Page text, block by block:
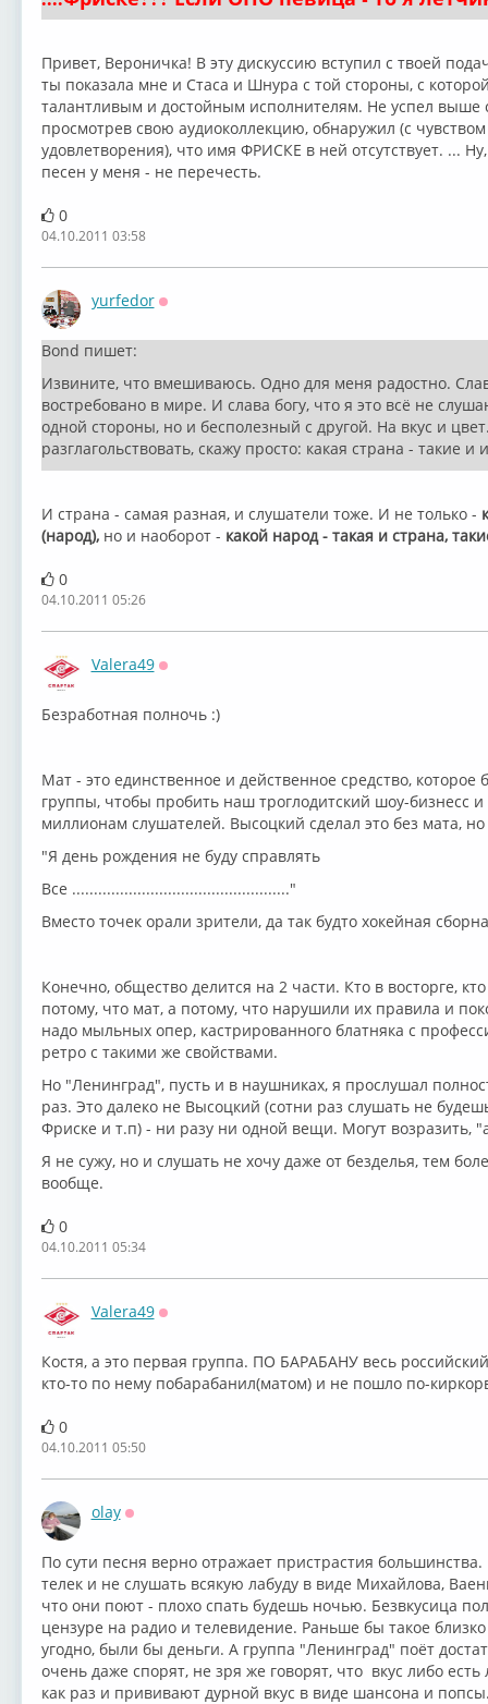
Привет, Вероничка! В эту дискуссию вступил с твоей
ты показала мне и Стаса и Шнура с той стороны, с
талантливым и достойным исполнителям. Не успел выше
просмотрев свою аудиоколлекцию, обнаружил (с чувством
удовлетворения), что имя ФРИСКЕ в ней отсутствует. ...
песен у меня - не перечесть.
0
04.10.2011 03:58
yurfedor
Bond пишет:
Извините, что вмешиваюсь. Одно для меня радостно.
востребовано в мире. И слава богу, что я это всё не
одной стороны, но и бесполезный с другой. На вкус и
разглагольствовать, скажу просто: какая страна - такие
И страна - самая разная, и слушатели тоже. И не только -
(народ), но и наоборот - какой народ - такая и страна,
0
04.10.2011 05:26
Valera49
Безработная полночь :)
Мат - это единственное и действенное средство,
группы, чтобы пробить наш троглодитский шоу-бизнесс
миллионам слушателей. Высоцкий сделал это без мата,
"Я день рождения не буду справлять
Все .................................................."
Вместо точек орали зрители, да так будто хокейная
Конечно, общество делится на 2 части. Кто в восторге,
потому, что мат, а потому, что нарушили их правила и
надо мыльных опер, кастрированного блатняка с
ретро с такими же свойствами.
Но "Ленинград", пусть и в наушниках, я прослушал
раз. Это далеко не Высоцкий (сотни раз слушать не
Фриске и т.п) - ни разу ни одной вещи. Могут возразить,
Я не сужу, но и слушать не хочу даже от безделья, тем
вообще.
0
04.10.2011 05:34
Valera49
Костя, а это первая группа. ПО БАРАБАНУ весь
кто-то по нему побарабанил(матом) и не пошло по-
0
04.10.2011 05:50
olay
По сути песня верно отражает пристрастия
телек и не слушать всякую лабуду в виде Михайлова,
что они поют - плохо спать будешь ночью. Безвкусица
цензуре на радио и телевидение. Раньше бы такое
угодно, были бы деньги. А группа "Ленинград" поёт
очень даже спорят, не зря же говорят, что вкус либо
как раз и прививают дурной вкус в виде шансона и